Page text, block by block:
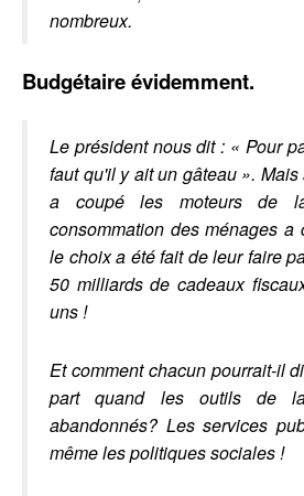
nombreux.
Budgétaire évidemment.
Le président nous dit : « Pour
faut qu'il y ait un gâteau ».
a coupé les moteurs de
consommation des ménages
le choix a été fait de leur faire
50 milliards de cadeaux
uns !
Et comment chacun pourrait-il
part quand les outils de
abandonnés? Les services
même les politiques sociales !